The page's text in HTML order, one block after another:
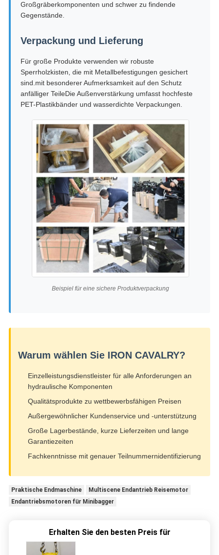
Großgräberkomponenten und schwer zu findende
Gegenstände.
Verpackung und Lieferung
Für große Produkte verwenden wir robuste
Sperrholzkisten, die mit Metallbefestigungen gesichert
sind.mit besonderer Aufmerksamkeit auf den Schutz
anfälliger TeileDie Außenverstärkung umfasst hochfeste
PET-Plastikbänder und wasserdichte Verpackungen.
Beispiel für eine sichere Produktverpackung
Warum wählen Sie IRON CAVALRY?
Einzelleistungsdienstleister für alle Anforderungen an
hydraulische Komponenten
Qualitätsprodukte zu wettbewerbsfähigen Preisen
Außergewöhnlicher Kundenservice und -unterstützung
Große Lagerbestände, kurze Lieferzeiten und lange
Garantiezeiten
Fachkenntnisse mit genauer Teilnummernidentifizierung
Praktische Endmaschine
Multiscene Endantrieb Reisemotor
Endantriebsmotoren für Minibagger
Erhalten Sie den besten Preis für